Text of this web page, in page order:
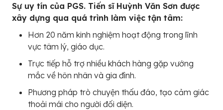
Sự uy tín của PGS. Tiến sĩ Huỳnh Văn Sơn được
xây dựng qua quá trình làm việc tận tâm:
Hơn 20 năm kinh nghiệm hoạt động trong lĩnh
vực tâm lý, giáo dục.
Trực tiếp hỗ trợ nhiều khách hàng gặp vướng
mắc về hôn nhân và gia đình.
Phương pháp trò chuyện thấu đáo, tạo cảm giác
thoải mái cho người đối diện.